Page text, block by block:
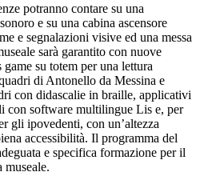
potranno contare su una
e su una cabina ascensore
e segnalazioni visive ed una messa
sarà garantito con nuove
su totem per una lettura
di Antonello da Messina e
con didascalie in braille, applicativi
con software multilingue Lis e, per
gli ipovedenti, con un’altezza
accessibilità. Il programma del
e specifica formazione per il
museale.